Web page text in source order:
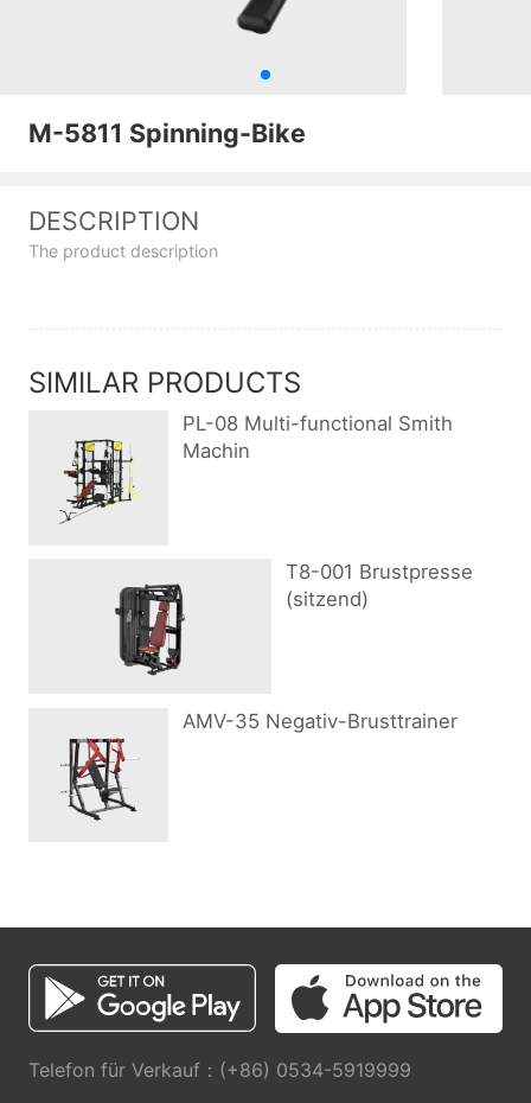
M-5811 Spinning-Bike
DESCRIPTION
The product description
SIMILAR PRODUCTS
PL-08 Multi-functional Smith
Machin
T8-001 Brustpresse
(sitzend)
AMV-35 Negativ-Brusttrainer
Telefon für Verkauf：(+86) 0534-5919999